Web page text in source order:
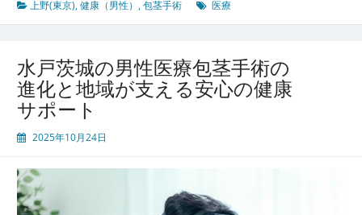
京
に
る
安
心
と
信
の
上野(東京),健康（男性） ,包茎手術 医療
水戸茨城の男性医療包茎手術の
進化と地域が支える安心の健康
サポート
2025年10月24日